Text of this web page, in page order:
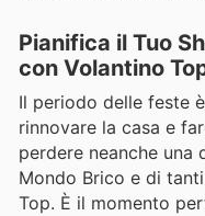
Pianifica il Tuo
con Volantino
Il periodo delle feste
rinnovare la casa e
perdere neanche
Mondo Brico e di
Top. È il momento